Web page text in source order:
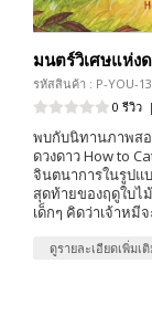
มนตร์วิเศษแห่ง
รหัสสินค้า : P-YOU-
0 รีวิว |
พบกับนิทานภาพส
ดวงดาว How to
จินตนาการในรูปแ
สุดท้ายของฤดูใบไ
เด็กๆ คิดว่าเจ้าหมี
ดูรายละเอียดเพิ่มเ